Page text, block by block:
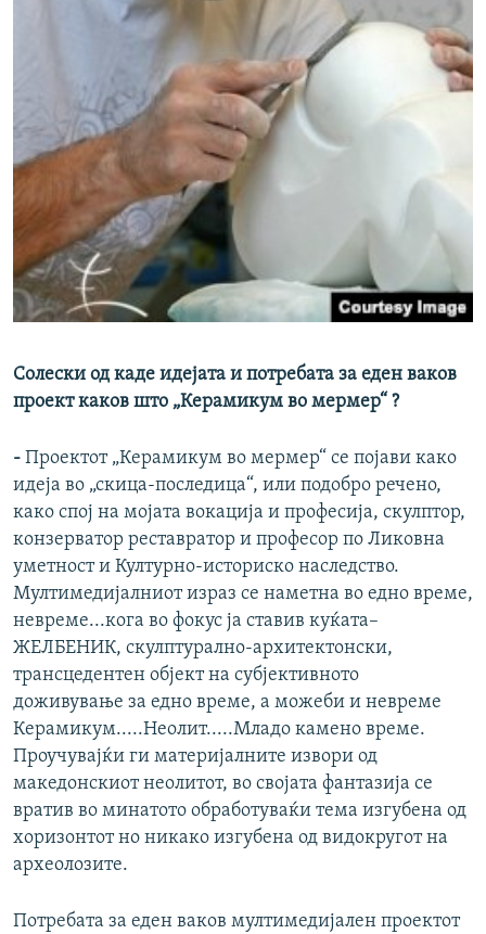
Солески од каде идејата и потребата за еден ваков
проект каков што „Керамикум во мермер“ ?
- Проектот „Керамикум во мермер“ се појави како
идеја во „скица-последица“, или подобро речено,
како спој на мојата вокација и професија, скулптор,
конзерватор реставратор и професор по Ликовна
уметност и Културно-историско наследство.
Мултимедијалниот израз се наметна во едно време,
невреме...кога во фокус ја ставив куќата–
ЖЕЛБЕНИК, скулптурално-архитектонски,
трансцедентен објект на субјективното
доживување за едно време, а можеби и невреме
Керамикум.....Неолит.....Младо камено време.
Проучувајќи ги материјалните извори од
македонскиот неолитот, во својата фантазија се
вратив во минатото обработуваќи тема изгубена од
хоризонтот но никако изгубена од видокругот на
археолозите.
Потребата за еден ваков мултимедијален проектот